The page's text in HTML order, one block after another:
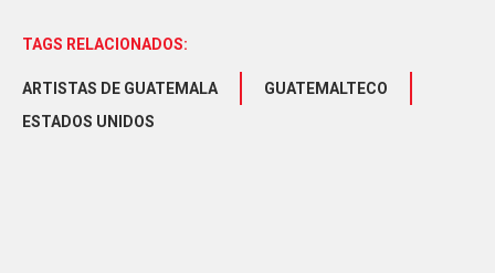
TAGS RELACIONADOS:
ARTISTAS DE GUATEMALA
GUATEMALTECO
ESTADOS UNIDOS